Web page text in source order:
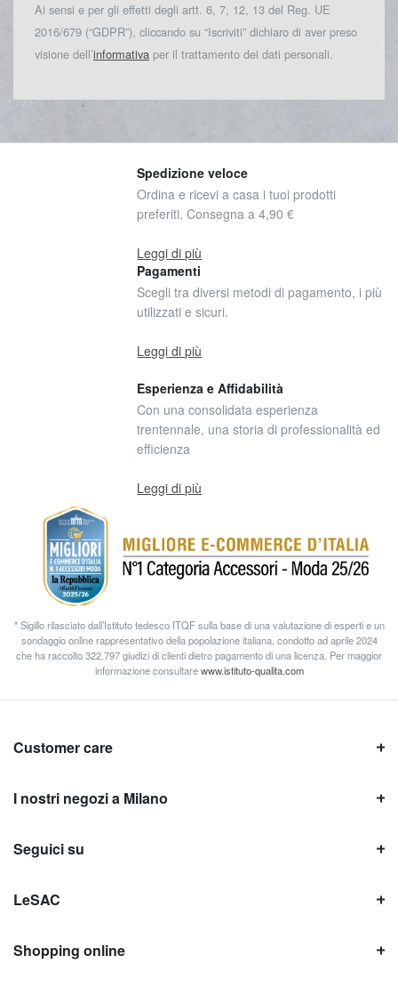
Ai sensi e per gli effetti degli artt. 6, 7, 12, 13 del Reg. UE
2016/679 (“GDPR”), cliccando su “Iscriviti” dichiaro di aver preso
visione dell’informativa per il trattamento dei dati personali.
Spedizione veloce
Ordina e ricevi a casa i tuoi prodotti
preferiti. Consegna a 4,90 €
Leggi di più
Pagamenti
Scegli tra diversi metodi di pagamento, i più
utilizzati e sicuri.
Leggi di più
Esperienza e Affidabilità
Con una consolidata esperienza
trentennale, una storia di professionalità ed
efficienza
Leggi di più
* Sigillo rilasciato dall’Istituto tedesco ITQF sulla base di una valutazione di esperti e un
sondaggio online rappresentativo della popolazione italiana, condotto ad aprile 2024
che ha raccolto 322.797 giudizi di clienti dietro pagamento di una licenza. Per maggior
informazione consultarewww.istituto-qualita.com
Customer care
I nostri negozi a Milano
Seguici su
LeSAC
Shopping online